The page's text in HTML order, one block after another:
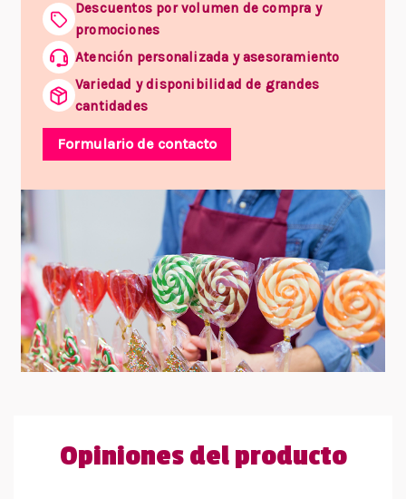
Descuentos por volumen de compra y
promociones
Atención personalizada y asesoramiento
Variedad y disponibilidad de grandes
cantidades
Formulario de contacto
Opiniones del producto